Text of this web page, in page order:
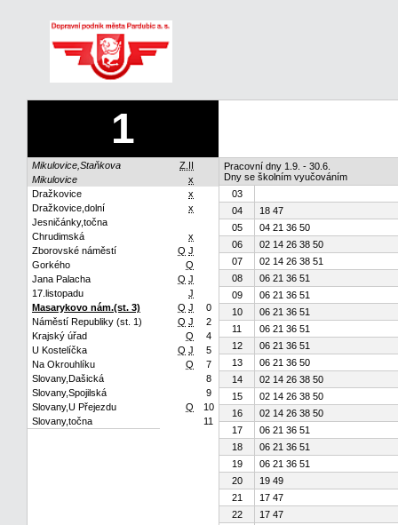
1
Mikulovice,Staňkova
Z.II
Mikulovice
x
Dražkovice
x
Dražkovice,dolní
x
Jesničánky,točna
Chrudimská
x
Zborovské náměstí
Q J
Gorkého
Q
Jana Palacha
Q J
17.listopadu
J
Masarykovo nám.(st. 3)
Q J
0
Náměstí Republiky (st. 1)
Q J
2
Krajský úřad
Q
4
U Kostelíčka
Q J
5
Na Okrouhlíku
Q
7
Slovany,Dašická
8
Slovany,Spojilská
9
Slovany,U Přejezdu
Q
10
Slovany,točna
11
Pracovní dny 1.9. - 30.6.
Dny se školním vyučováním
03
04
18 47
05
04 21 36 50
06
02 14 26 38 50
07
02 14 26 38 51
08
06 21 36 51
09
06 21 36 51
10
06 21 36 51
11
06 21 36 51
12
06 21 36 51
13
06 21 36 50
14
02 14 26 38 50
15
02 14 26 38 50
16
02 14 26 38 50
17
06 21 36 51
18
06 21 36 51
19
06 21 36 51
20
19 49
21
17 47
22
17 47